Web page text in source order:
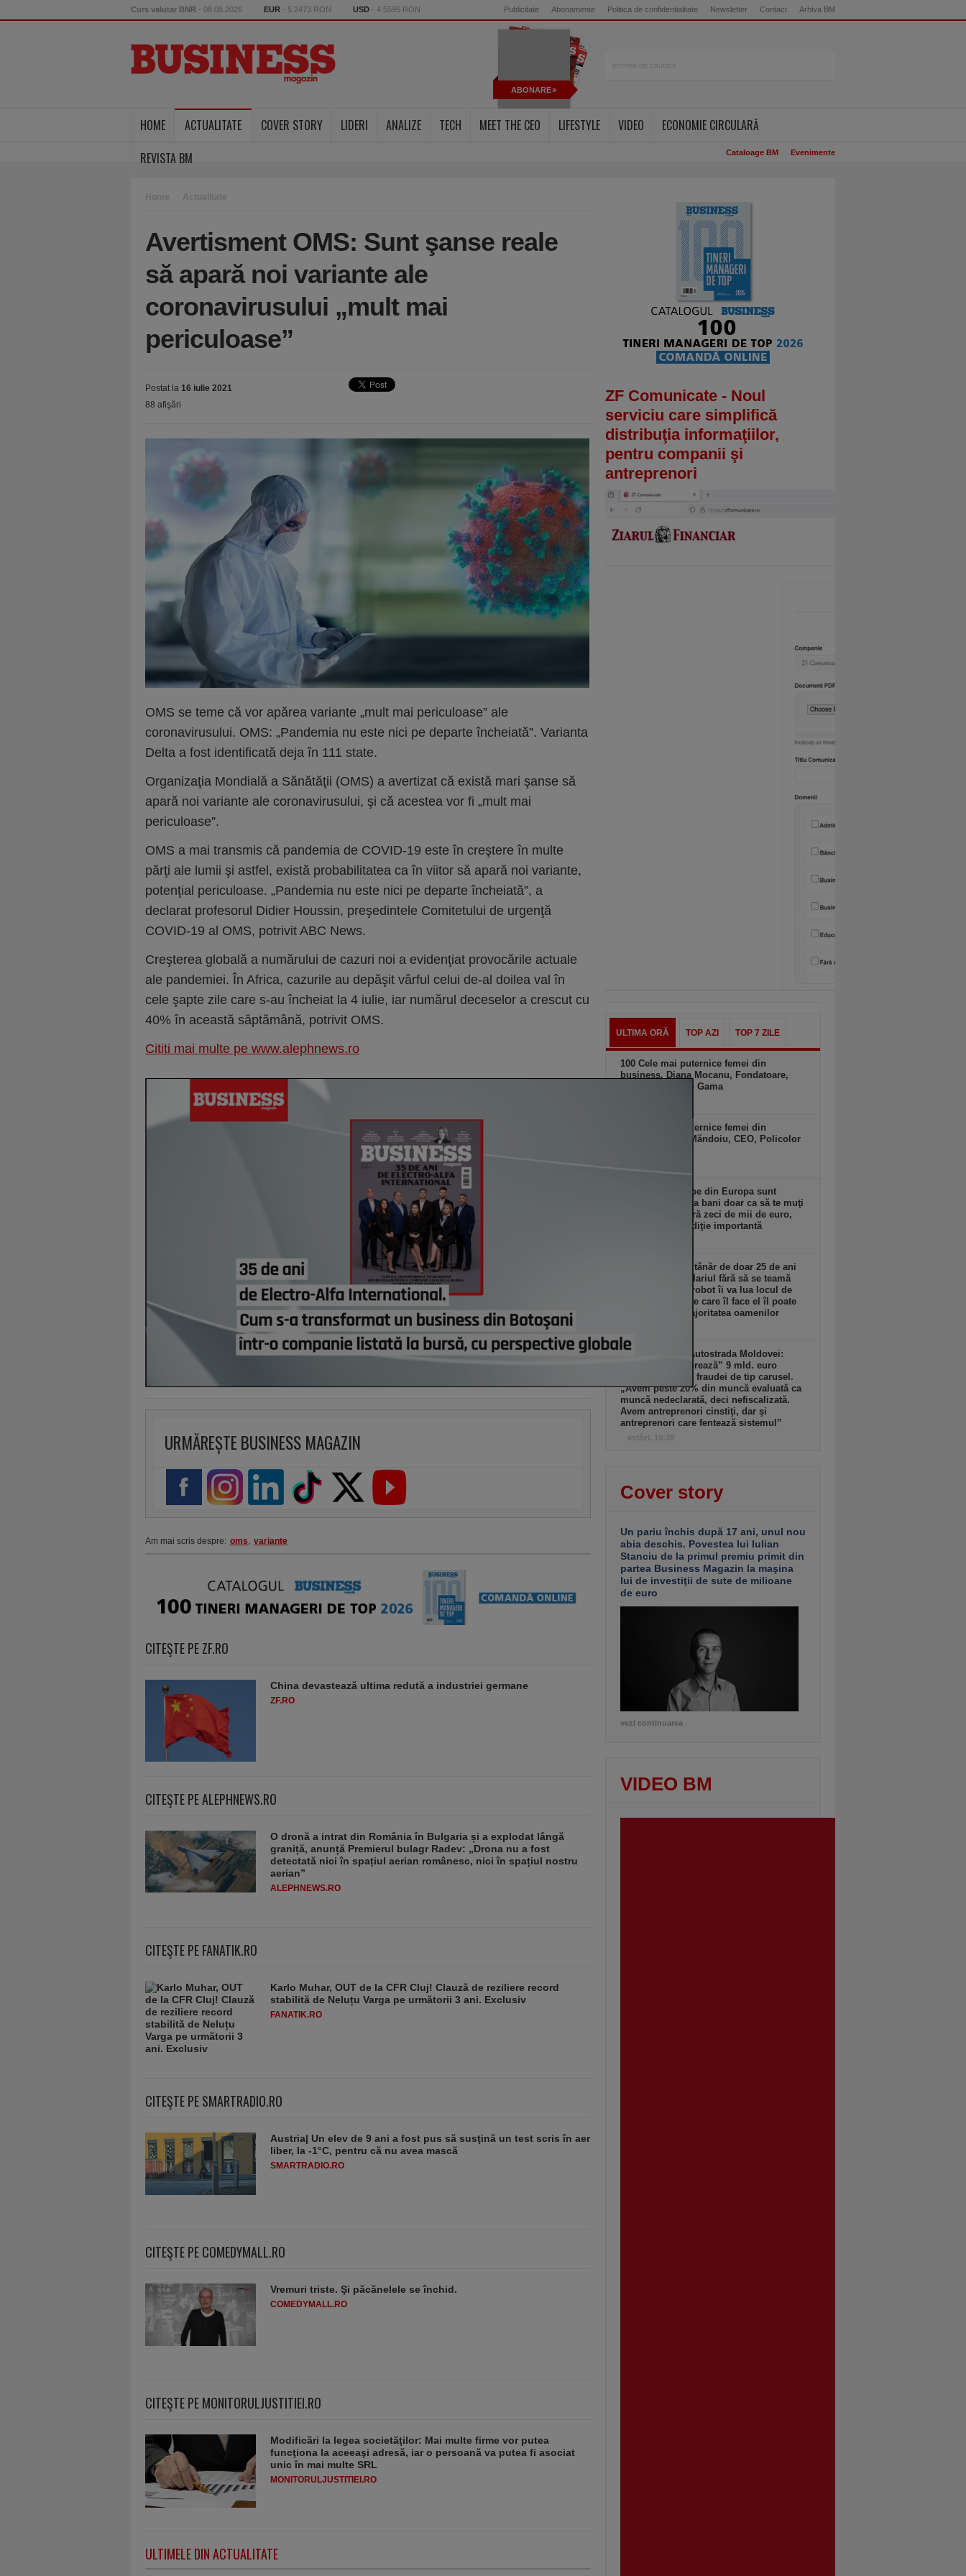
Curs valutar BNR - 08.08.2026 EUR - 5.2473 RON USD - 4.5595 RON Publicitate Abonamente Politica de confidentialitate Newsletter Contact Arhiva BM
ABONARE
HOME ACTUALITATE COVER STORY LIDERI ANALIZE TECH MEET THE CEO LIFESTYLE VIDEO
ECONOMIE CIRCULARĂ
REVISTA BM
Cataloage BM Evenimente
Home Actualitate
Avertisment OMS: Sunt şanse reale
să apară noi variante ale
coronavirusului „mult mai
periculoase”
Postat la 16 iulie 2021
88 afişări
OMS se teme că vor apărea variante „mult mai periculoase” ale
coronavirusului. OMS: „Pandemia nu este nici pe departe încheiată”. Varianta
Delta a fost identificată deja în 111 state.
Organizaţia Mondială a Sănătăţii (OMS) a avertizat că există mari şanse să
apară noi variante ale coronavirusului, şi că acestea vor fi „mult mai
periculoase”.
OMS a mai transmis că pandemia de COVID-19 este în creştere în multe
părţi ale lumii şi astfel, există probabilitatea ca în viitor să apară noi variante,
potenţial periculoase. „Pandemia nu este nici pe departe încheiată”, a
declarat profesorul Didier Houssin, preşedintele Comitetului de urgenţă
COVID-19 al OMS, potrivit ABC News.
Creşterea globală a numărului de cazuri noi a evidenţiat provocările actuale
ale pandemiei. În Africa, cazurile au depăşit vârful celui de-al doilea val în
cele şapte zile care s-au încheiat la 4 iulie, iar numărul deceselor a crescut cu
40% în această săptămână, potrivit OMS.
Cititi mai multe pe www.alephnews.ro
URMĂREȘTE BUSINESS MAGAZIN
Am mai scris despre: oms, variante
CITEŞTE PE ZF.RO
China devastează ultima redută a industriei germane
ZF.RO
CITEŞTE PE ALEPHNEWS.RO
O dronă a intrat din România în Bulgaria și a explodat lângă
graniță, anunță Premierul bulagr Radev: „Drona nu a fost
detectată nici în spațiul aerian românesc, nici în spațiul nostru
aerian”
ALEPHNEWS.RO
CITEŞTE PE FANATIK.RO
Karlo Muhar, OUT de la CFR Cluj! Clauză de reziliere record
stabilită de Neluțu Varga pe următorii 3 ani. Exclusiv
FANATIK.RO
CITEŞTE PE SMARTRADIO.RO
Austria| Un elev de 9 ani a fost pus să susţină un test scris în aer
liber, la -1°C, pentru că nu avea mască
SMARTRADIO.RO
CITEŞTE PE COMEDYMALL.RO
Vremuri triste. Şi păcănelele se închid.
COMEDYMALL.RO
CITEŞTE PE MONITORULJUSTITIEI.RO
Modificări la legea societăţilor: Mai multe firme vor putea
funcţiona la aceeaşi adresă, iar o persoană va putea fi asociat
unic în mai multe SRL
MONITORULJUSTITIEI.RO
ULTIMELE DIN ACTUALITATE
ZF Comunicate - Noul
serviciu care simplifică
distribuţia informaţiilor,
pentru companii şi
antreprenori
ULTIMA ORĂ TOP AZI TOP 7 ZILE
100 Cele mai puternice femei din
business. Diana Mocanu, Fondatoare,
Grupul Printco – Gama
100 Cele mai puternice femei din
business. Irina Măndoiu, CEO, Policolor
Şapte ţări superbe din Europa sunt
dispuse să îţi dea bani doar ca să te muţi
acolo. Unele oferă zeci de mii de euro,
dar există o condiţie importantă
Cum a reuşit un tânăr de doar 25 de ani
să îşi tripleze salariul fără să se teamă
niciodată că un robot îi va lua locul de
muncă. Lucrul pe care îl face el îl poate
învăţa şi face majoritatea oamenilor
Mai mult decât Autostrada Moldovei:
România „sângerează” 9 mld. euro
anual. din cauza fraudei de tip carusel.
„Avem peste 20% din muncă evaluată ca
muncă nedeclarată, deci nefiscalizată.
Avem antreprenori cinstiţi, dar şi
antreprenori care fentează sistemul”
astăzi, 10:38
Cover story
Un pariu închis după 17 ani, unul nou
abia deschis. Povestea lui Iulian
Stanciu de la primul premiu primit din
partea Business Magazin la maşina
lui de investiţii de sute de milioane
de euro
vezi continuarea
VIDEO BM